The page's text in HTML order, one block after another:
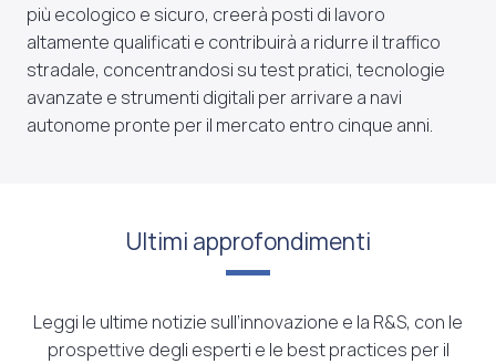
più ecologico e sicuro, creerà posti di lavoro
altamente qualificati e contribuirà a ridurre il traffico
stradale, concentrandosi su test pratici, tecnologie
avanzate e strumenti digitali per arrivare a navi
autonome pronte per il mercato entro cinque anni.
Ultimi approfondimenti
Leggi le ultime notizie sull’innovazione e la R&S, con le
prospettive degli esperti e le best practices per il